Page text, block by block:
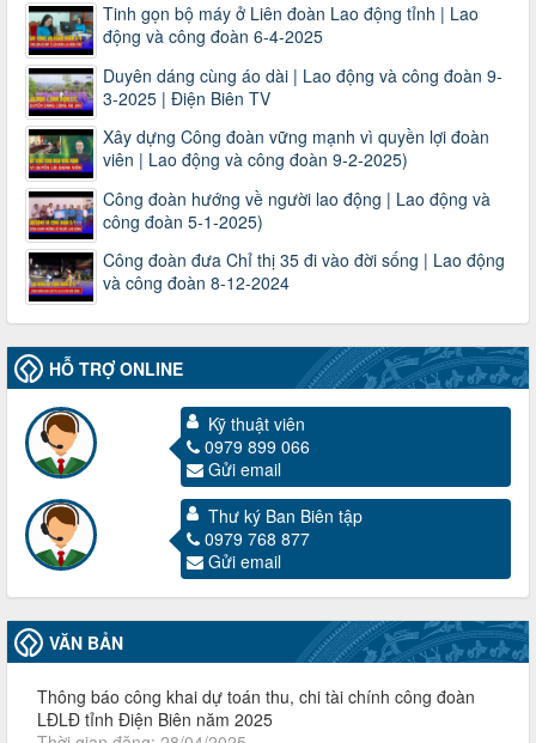
Tinh gọn bộ máy ở Liên đoàn Lao động tỉnh | Lao
động và công đoàn 6-4-2025
Duyên dáng cùng áo dài | Lao động và công đoàn 9-
3-2025 | Điện Biên TV
Xây dựng Công đoàn vững mạnh vì quyền lợi đoàn
viên | Lao động và công đoàn 9-2-2025)
Công đoàn hướng về người lao động | Lao động và
công đoàn 5-1-2025)
Công đoàn đưa Chỉ thị 35 đi vào đời sống | Lao động
và công đoàn 8-12-2024
HỖ TRỢ ONLINE
Kỹ thuật viên
0979 899 066
Gửi email
Thư ký Ban Biên tập
0979 768 877
Gửi email
VĂN BẢN
3716/TLD-TC
Công văn hướng dẫn công tác quả lý tài chính, tài sản công
đoàn khi đơn vị sát nhập, chấm dứt hoạt động
Thời gian đăng: 13/04/2025
lượt xem: 2006 | lượt tải:721
60/TB-LĐLĐ
Thông báo công khai dự toán thu, chi tài chính công đoàn
Thời gian đăng: 28/04/2025
lượt xem: 822 | lượt tải:286